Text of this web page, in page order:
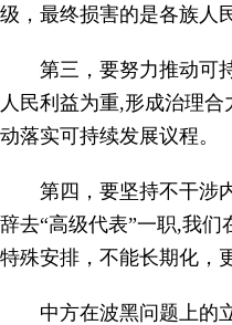
级，最终损害的是各族人
第三，要努力推动可
人民利益为重,形成治理
动落实可持续发展议程。
第四，要坚持不干涉
辞去“高级代表”一职,我
特殊安排，不能长期化，
中方在波黑问题上的